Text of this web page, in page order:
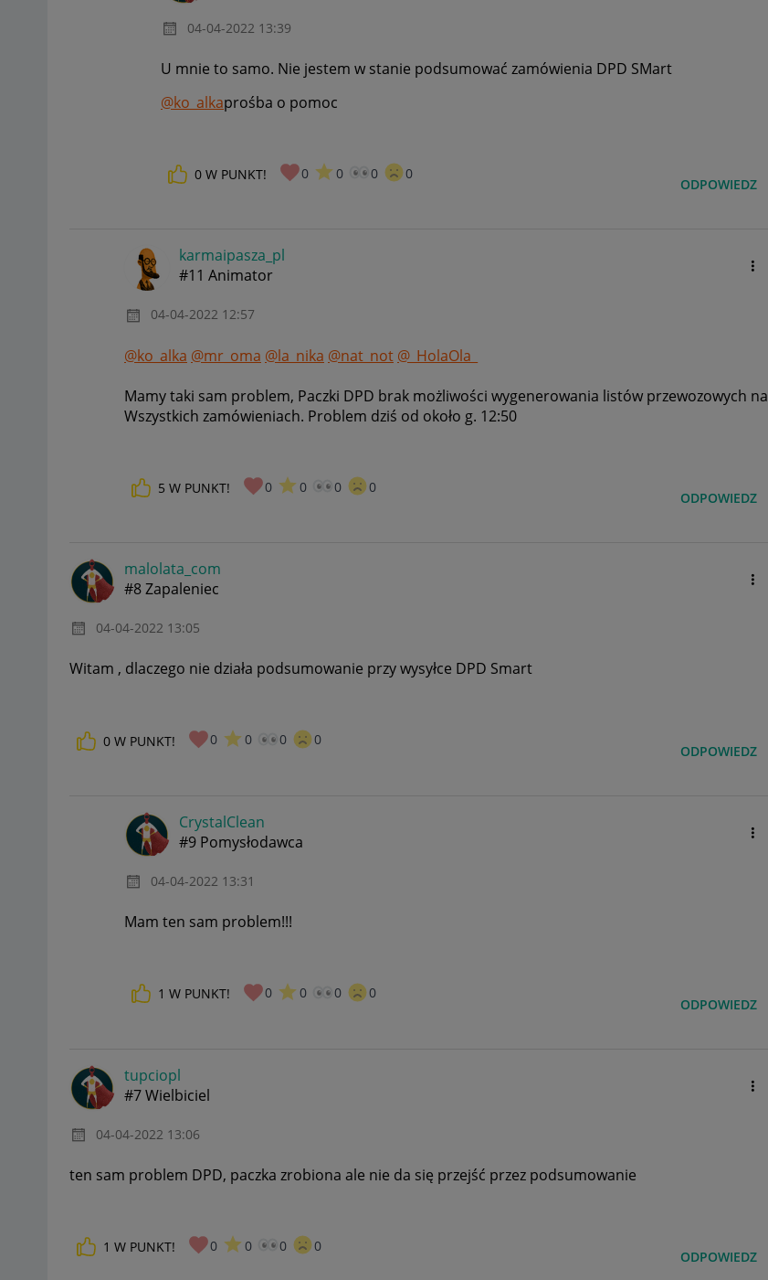
‎04-04-2022 13:39
U mnie to samo. Nie jestem w stanie podsumować zamówienia DPD SMart
@ko_alkaprośba o pomoc
0 W PUNKT! 0 0 0 0
ODPOWIEDZ
karmaipasza_pl
#11 Animator
‎04-04-2022 12:57
@ko_alka @mr_oma @la_nika @nat_not @_HolaOla_
Mamy taki sam problem, Paczki DPD brak możliwości wygenerowania listów przewozowych na
Wszystkich zamówieniach. Problem dziś od około g. 12:50
5 W PUNKT! 0 0 0 0
ODPOWIEDZ
malolata_com
#8 Zapaleniec
‎04-04-2022 13:05
Witam , dlaczego nie działa podsumowanie przy wysyłce DPD Smart
0 W PUNKT! 0 0 0 0
ODPOWIEDZ
CrystalClean
#9 Pomysłodawca
‎04-04-2022 13:31
Mam ten sam problem!!!
1 W PUNKT! 0 0 0 0
ODPOWIEDZ
tupciopl
#7 Wielbiciel
‎04-04-2022 13:06
ten sam problem DPD, paczka zrobiona ale nie da się przejść przez podsumowanie
1 W PUNKT! 0 0 0 0
ODPOWIEDZ